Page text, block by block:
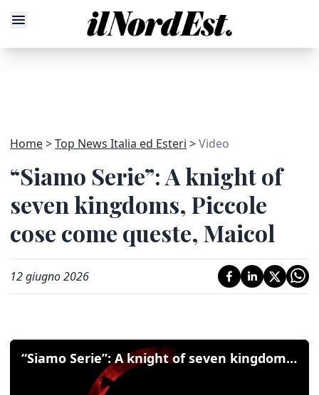
Home Top News Italia ed Esteri Video
“Siamo Serie”: A knight of
seven kingdoms, Piccole
cose come queste, Maicol
12 giugno 2026
“Siamo Serie”: A knight of seven kingdoms, Piccole cose come queste, Maicol